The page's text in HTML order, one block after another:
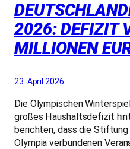
2026: DEFIZIT
MILLIONEN
23. April 2026
Die Olympischen
großes Haushaltsdefizit
berichten, dass die
Olympia verbundenen